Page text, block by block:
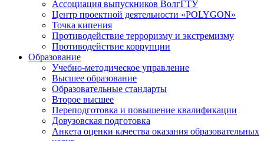
Ассоциация выпускников ВолгГТУ
Центр проектной деятельности «POLYGON»
Точка кипения
Противодействие терроризму и экстремизму
Противодействие коррупции
Образование
Учебно-методическое управление
Высшее образование
Образовательные стандарты
Второе высшее
Переподготовка и повышение квалификации
Довузовская подготовка
Анкета оценки качества оказания образовательных